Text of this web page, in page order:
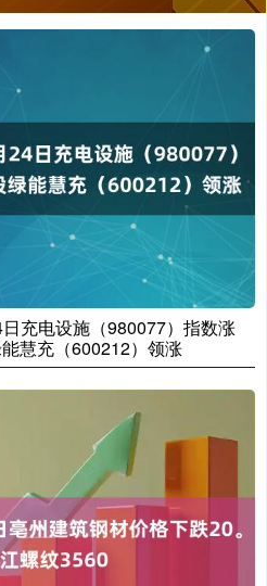
充电设施（980077）指数涨
慧充（600212）领涨